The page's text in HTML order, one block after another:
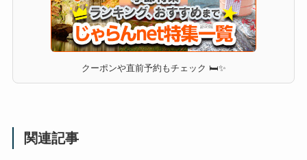
クーポンや直前予約もチェック 🛏✨
関連記事